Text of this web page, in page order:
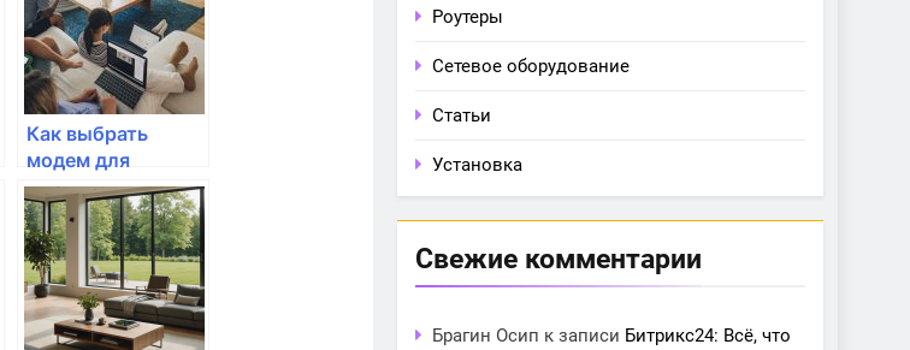
Как выбрать
модем для
использования в
домашней сети?
Роутеры
Сетевое оборудование
Статьи
Установка
Свежие комментарии
Брагин Осип к записи Битрикс24: Всё, что